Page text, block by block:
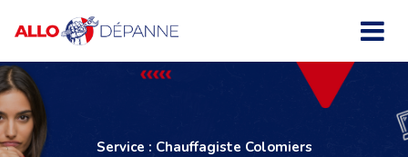
Service : Chauffagiste Colomiers